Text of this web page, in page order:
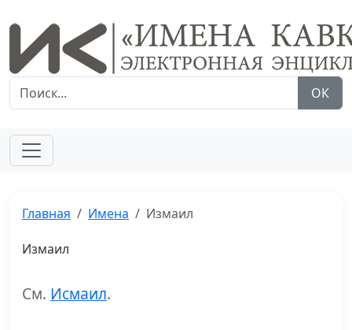
ОК
Главная Имена Измаил
Измаил
См. Исмаил.